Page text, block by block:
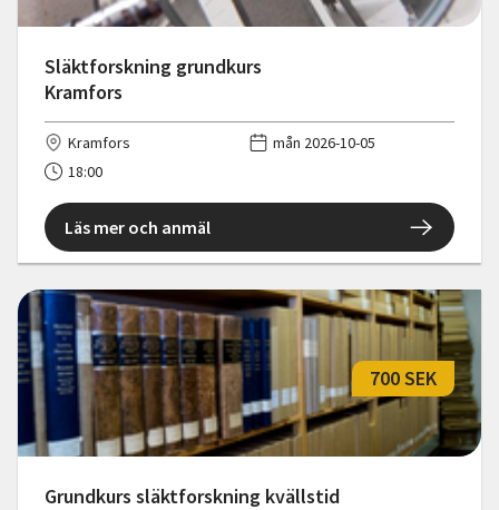
Släktforskning grundkurs
Kramfors
Kramfors
mån 2026-10-05
18:00
Läs mer och anmäl
Grundkurs släktforskning kvällstid
700 SEK